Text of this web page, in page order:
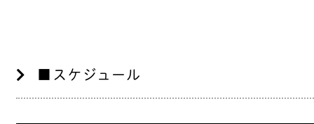
■スケジュール